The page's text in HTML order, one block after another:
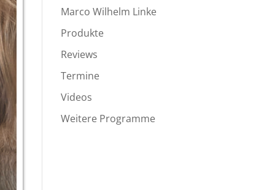
Marco Wilhelm Linke
Produkte
Reviews
Termine
Videos
Weitere Programme